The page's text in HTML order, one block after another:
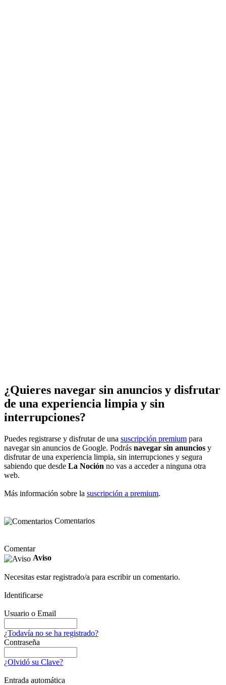
¿Quieres navegar sin anuncios y disfrutar
de una experiencia limpia y sin
interrupciones?
Puedes registrarse y disfrutar de una suscripción premium para
navegar sin anuncios de Google. Podrás navegar sin anuncios y
disfrutar de una experiencia limpia, sin interrupciones y segura
sabiendo que desde La Noción no vas a acceder a ninguna otra
web.
Más información sobre la suscripción a premium.
Comentarios
Comentar
Aviso
Necesitas estar registrado/a para escribir un comentario.
Identificarse
Usuario o Email
¿Todavía no se ha registrado?
Contraseña
¿Olvidó su Clave?
Entrada automática